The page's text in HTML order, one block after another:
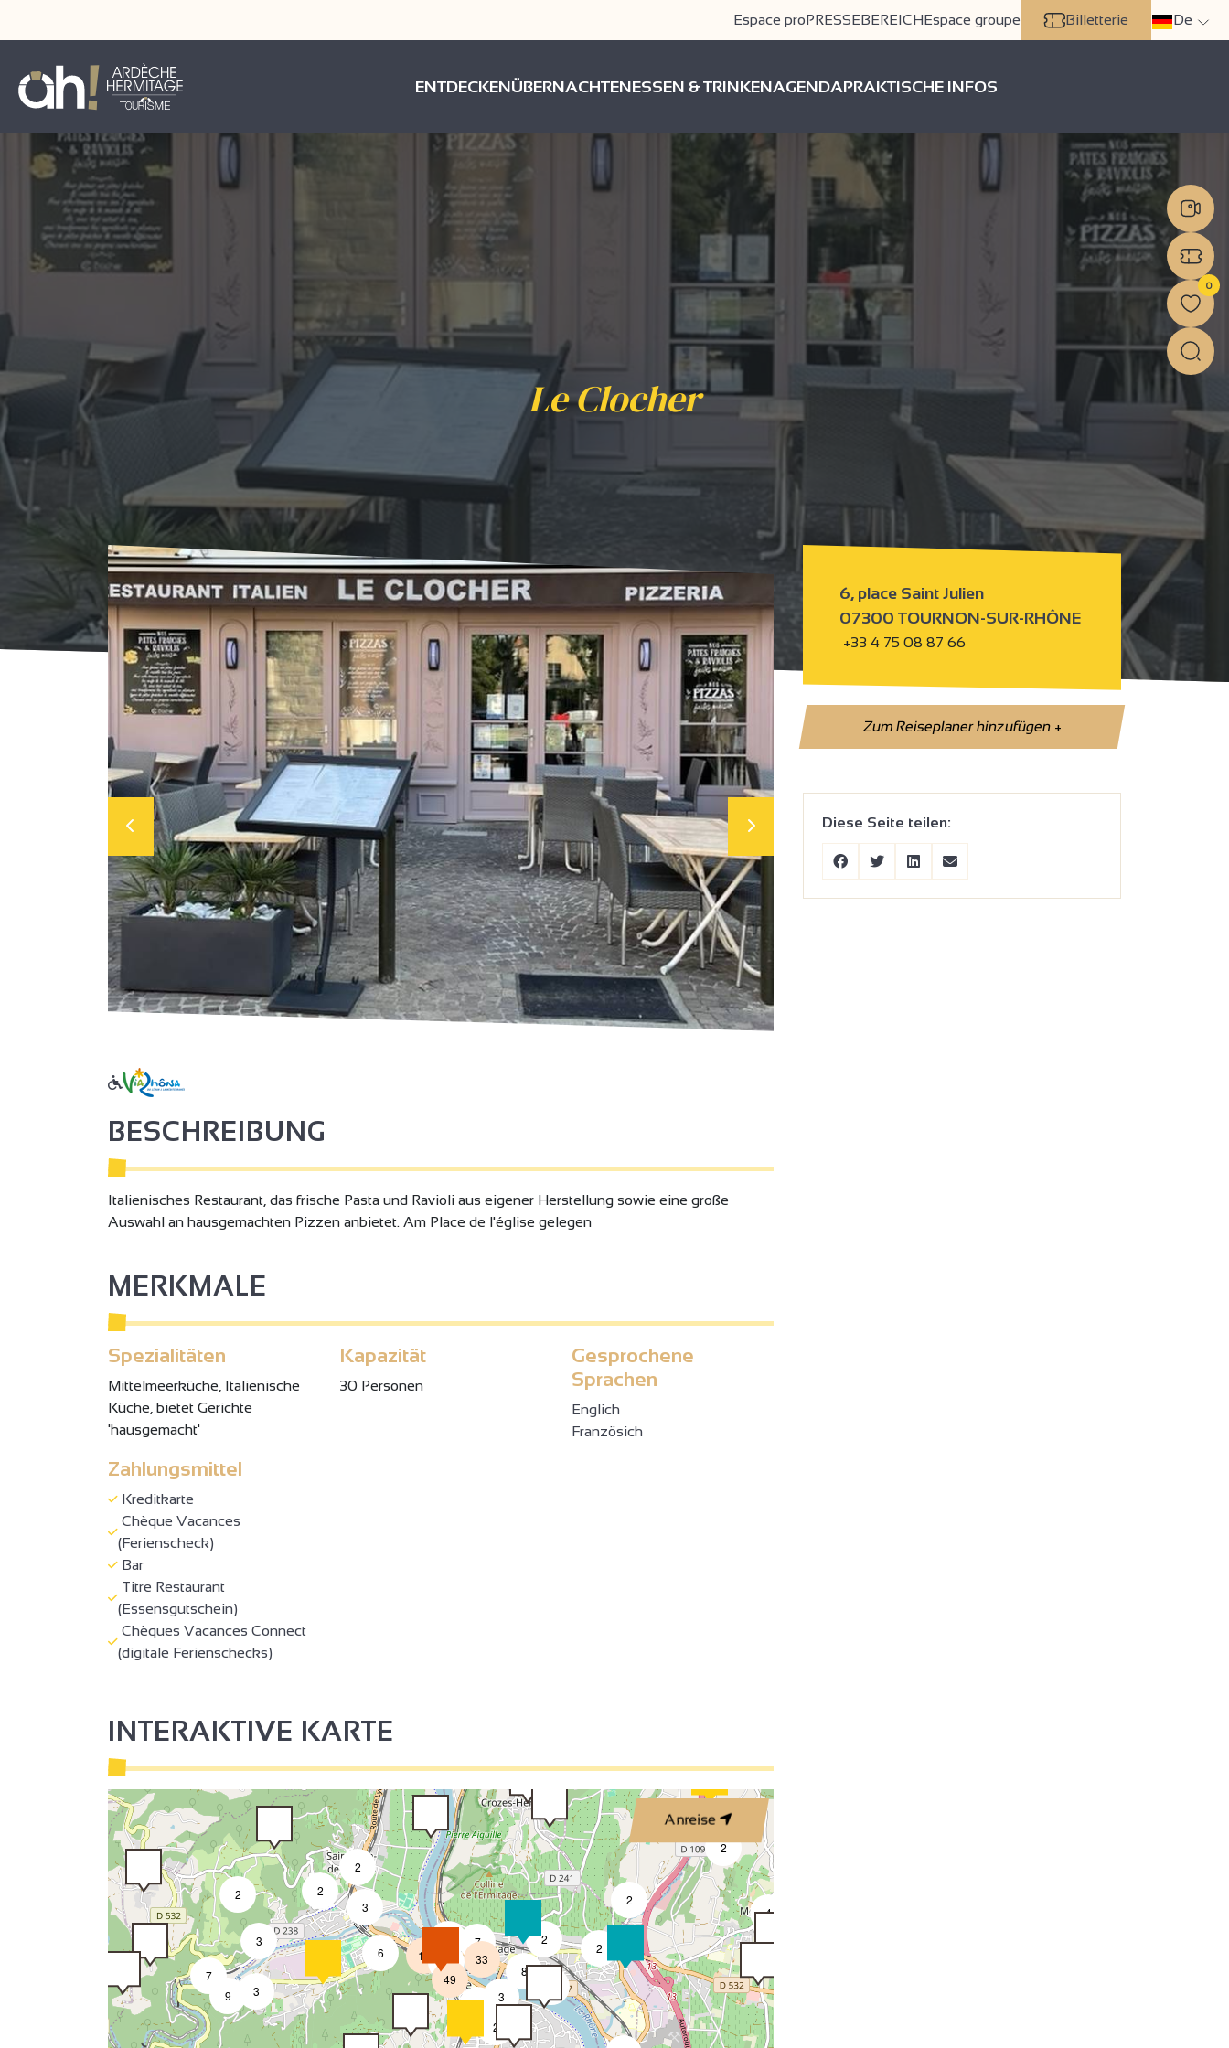
Espace proPRESSEBEREICHEspace groupe Billetterie De
ENTDECKENÜBERNACHTENESSEN & TRINKENAGENDAPRAKTISCHE INFOS
Le Clocher
6, place Saint Julien
07300 TOURNON-SUR-RHÔNE
+33 4 75 08 87 66
Zum Reiseplaner hinzufügen+
Diese Seite teilen:
BESCHREIBUNG
Italienisches Restaurant, das frische Pasta und Ravioli aus eigener Herstellung sowie eine große
Auswahl an hausgemachten Pizzen anbietet. Am Place de l'église gelegen
MERKMALE
Spezialitäten
Mittelmeerküche, Italienische
Küche, bietet Gerichte
'hausgemacht'
Kapazität
30 Personen
Gesprochene
Sprachen
Englich
Französich
Zahlungsmittel
Kreditkarte
Chèque Vacances
(Ferienscheck)
Bar
Titre Restaurant
(Essensgutschein)
Chèques Vacances Connect
(digitale Ferienschecks)
INTERAKTIVE KARTE
Anreise
2
2
2
2
4
2
2
2
8
7
2
3
3
9
2
3
6
4
18
7
2
3
49
33
0